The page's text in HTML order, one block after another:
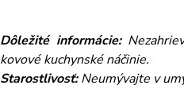
Dôležité informácie:
kovové kuchynské náčinie.
Starostlivosť:Neumývajte v